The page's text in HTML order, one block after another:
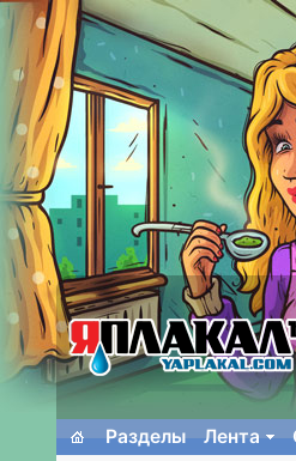
Разделы Лента